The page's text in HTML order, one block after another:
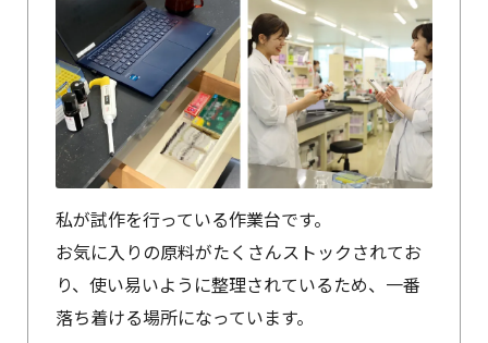
私が試作を行っている作業台です。
お気に入りの原料がたくさんストックされてお
り、使い易いように整理されているため、一番
落ち着ける場所になっています。